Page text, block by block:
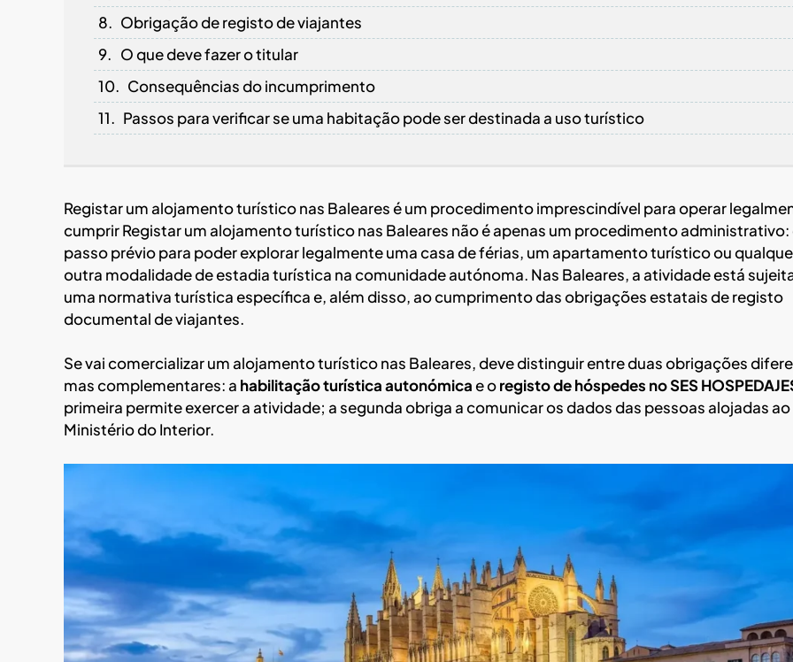
Obrigação de registo de viajantes
O que deve fazer o titular
Consequências do incumprimento
Passos para verificar se uma habitação pode ser destinada a uso turístico
Registar um alojamento turístico nas Baleares é um procedimento imprescindível para operar
cumprir Registar um alojamento turístico nas Baleares não é apenas um procedimento administrativo:
passo prévio para poder explorar legalmente uma casa de férias, um apartamento turístico ou
outra modalidade de estadia turística na comunidade autónoma. Nas Baleares, a atividade está
uma normativa turística específica e, além disso, ao cumprimento das obrigações estatais de registo
documental de viajantes.
Se vai comercializar um alojamento turístico nas Baleares, deve distinguir entre duas obrigações
mas complementares: a habilitação turística autonómicae oregisto de hóspedes no SES
primeira permite exercer a atividade; a segunda obriga a comunicar os dados das pessoas alojadas ao
Ministério do Interior.